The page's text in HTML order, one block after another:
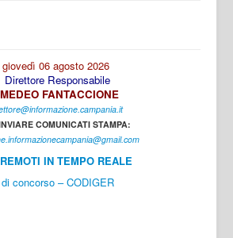
giovedì 06 agosto 2026
Direttore Responsabile
FANTACCIONE
COMUNICATI STAMPA:
IN TEMPO REALE